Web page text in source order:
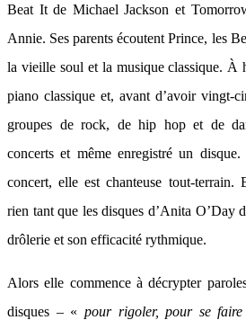
Beat It de Michael Jackson et
Annie. Ses parents écoutent Prince, les
la vieille soul et la musique classique. À
piano classique et, avant d’avoir vingt-
groupes de rock, de hip hop et de
concerts et même enregistré un
concert, elle est chanteuse tout-terrain.
rien tant que les disques d’Anita O’Day
drôlerie et son efficacité rythmique.
Alors elle commence à décrypter
disques – « pour rigoler, pour se